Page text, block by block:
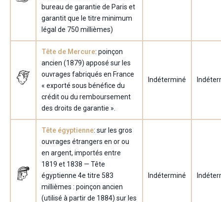
bureau de garantie de Paris et
garantit que le titre minimum
légal de 750 millièmes)
Tête de Mercure: poinçon
ancien (1879) apposé sur les
ouvrages fabriqués en France
« exporté sous bénéfice du
crédit ou du remboursement
des droits de garantie ».
Indéterminé
Tête égyptienne: sur les gros
ouvrages étrangers en or ou
en argent, importés entre
1819 et 1838 — Tête
égyptienne 4e titre 583
millièmes : poinçon ancien
(utilisé à partir de 1884) sur les
Indéterminé